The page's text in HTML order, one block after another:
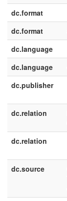
dc.format
dc.format
dc.language
dc.language
dc.publisher
dc.relation
dc.relation
dc.source